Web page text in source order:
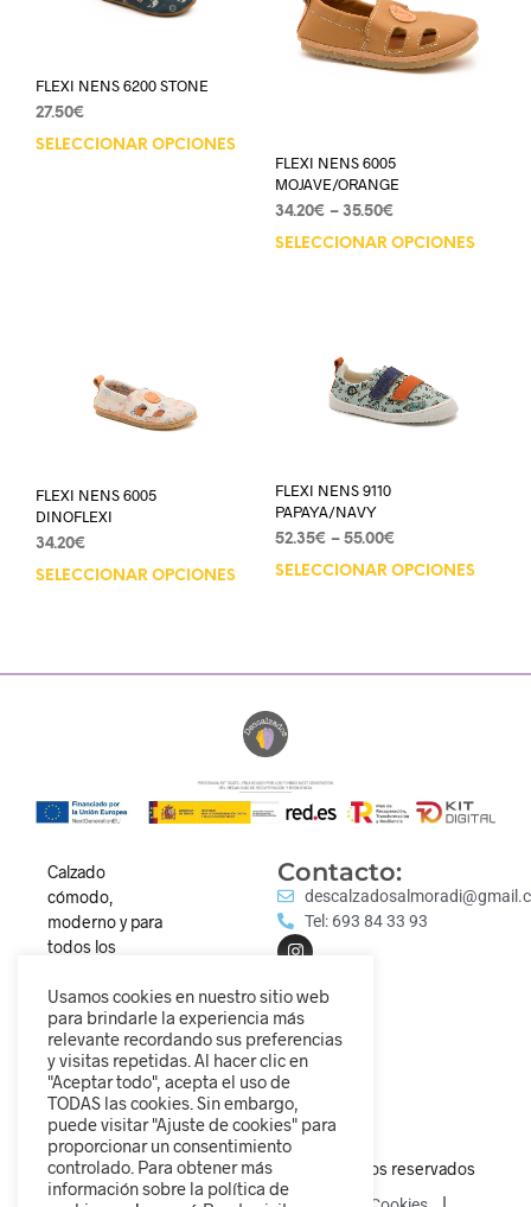
FLEXI NENS 6200 STONE
27.50€
SELECCIONAR OPCIONES
FLEXI NENS 6005
MOJAVE/ORANGE
34.20€ – 35.50€
SELECCIONAR OPCIONES
FLEXI NENS 6005
DINOFLEXI
34.20€
SELECCIONAR OPCIONES
FLEXI NENS 9110
PAPAYA/NAVY
52.35€ – 55.00€
SELECCIONAR OPCIONES
Calzado
cómodo,
moderno y para
todos los
Descubre
nuestra
colección y
camina
diferente.
Contacto:
Tel: 693 84 33 93
© 2025 Descalzados.es – Todos los derechos reservados
Usamos cookies en nuestro sitio web
para brindarle la experiencia más
relevante recordando sus preferencias
y visitas repetidas. Al hacer clic en
"Aceptar todo", acepta el uso de
TODAS las cookies. Sin embargo,
puede visitar "Ajuste de cookies" para
proporcionar un consentimiento
controlado. Para obtener más
información sobre la política de